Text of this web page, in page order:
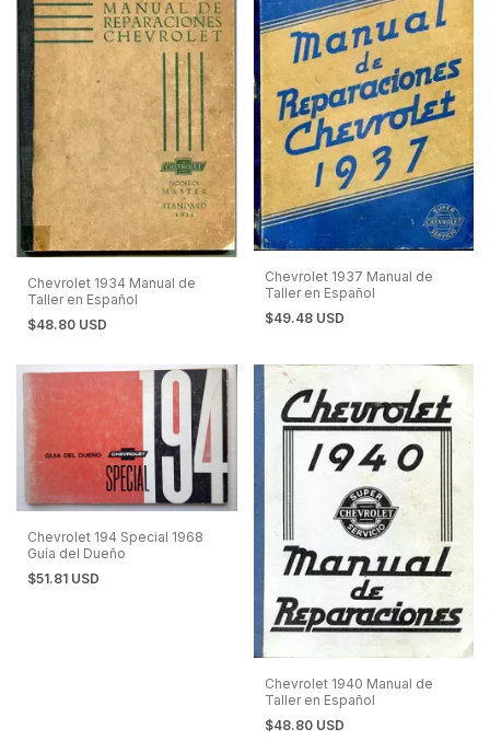
Chevrolet 1934 Manual de
Taller en Español
$48.80 USD
Chevrolet 1937 Manual de
Taller en Español
$49.48 USD
Chevrolet 194 Special 1968
Guía del Dueño
$51.81 USD
Chevrolet 1940 Manual de
Taller en Español
$48.80 USD